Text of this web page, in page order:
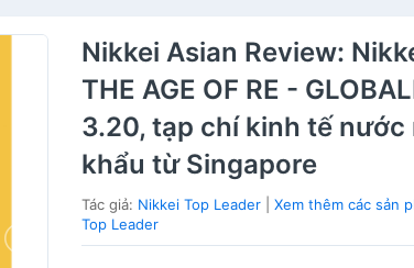
Nikkei Asian Review:
THE AGE OF RE -
3.20, tạp chí kinh tế nước
khẩu từ Singapore
Tác giả: Nikkei Top Leader |Xem thêm các sản
Top Leader